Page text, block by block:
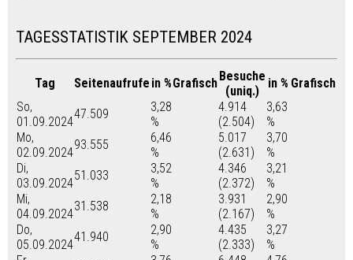
TAGESSTATISTIK SEPTEMBER 2024
Tag Seitenaufrufe in %GrafischBesuche
(uniq.)
in % Grafisch
So,
01.09.2024
47.509
3,28
%
4.914
(2.504)
3,63
%
Mo,
02.09.2024
93.555
6,46
%
5.017
(2.631)
3,70
%
Di,
03.09.2024
51.033
3,52
%
4.346
(2.372)
3,21
%
Mi,
04.09.2024
31.538
2,18
%
3.931
(2.167)
2,90
%
Do,
05.09.2024
41.940
2,90
%
4.435
(2.333)
3,27
%